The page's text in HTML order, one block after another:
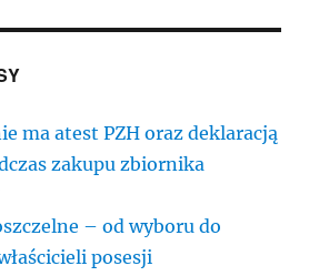
ma atest PZH oraz deklaracją
zakupu zbiornika
– od wyboru do
posesji